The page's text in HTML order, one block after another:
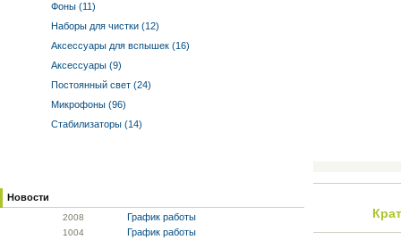
Фоны (11)
Наборы для чистки (12)
Аксессуары для вспышек (16)
Аксессуары (9)
Постоянный свет (24)
Микрофоны (96)
Стабилизаторы (14)
Новости
2008 График работы
1004 График работы